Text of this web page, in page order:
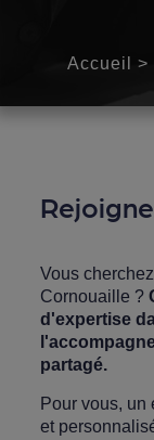
Accueil >
Vous
Cornouaille ?
d'expertise
partagé.
Pour vous, un
et